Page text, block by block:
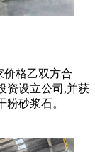
价格乙双方合
资设立公司,并获
砂浆石。